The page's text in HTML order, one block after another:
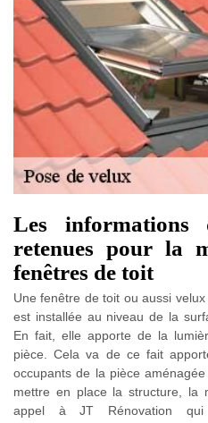
Les
retenues pour la
fenêtres de toit
Une fenêtre de toit ou aussi
est installée au niveau de la
En fait, elle apporte de la
pièce. Cela va de ce fait
occupants de la pièce
mettre en place la structure, la
appel à JT Rénovation qui